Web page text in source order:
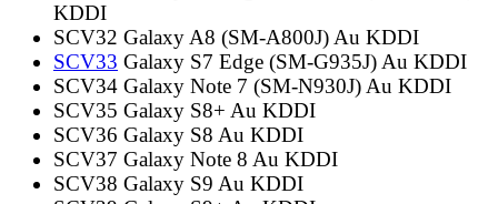
KDDI
SCV32 Galaxy A8 (SM-A800J) Au KDDI
SCV33 Galaxy S7 Edge (SM-G935J) Au KDDI
SCV34 Galaxy Note 7 (SM-N930J) Au KDDI
SCV35 Galaxy S8+ Au KDDI
SCV36 Galaxy S8 Au KDDI
SCV37 Galaxy Note 8 Au KDDI
SCV38 Galaxy S9 Au KDDI